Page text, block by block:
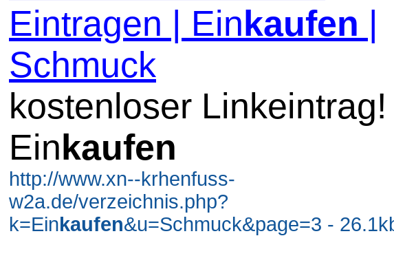
Eintragen | Einkaufen |
Schmuck
kostenloser Linkeintrag!
Einkaufen
http://www.xn--krhenfuss-
w2a.de/verzeichnis.php?
k=Einkaufen&u=Schmuck&page=3 -